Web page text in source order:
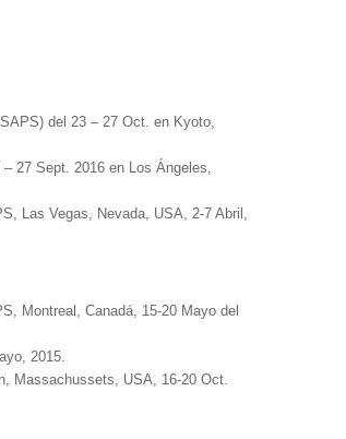
del 23 – 27 Oct. en Kyoto,
27 Sept. 2016 en Los Ángeles,
Las Vegas, Nevada, USA, 2-7 Abril,
Montreal, Canadá, 15-20 Mayo del
2015.
Massachussets, USA, 16-20 Oct.